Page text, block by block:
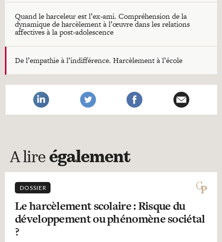
Quand le harceleur est l’ex-ami. Compréhension de la
dynamique de harcèlement à l’œuvre dans les relations
affectives à la post-adolescence
De l’empathie à l’indifférence. Harcèlement à l’école
A lire également
DOSSIER
Le harcèlement scolaire : Risque du
développement ou phénomène sociétal
?